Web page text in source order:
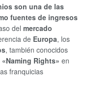
son una de las
fuentes de ingresos
del mercado
de Europa, los
, también conocidos
Rights» en
franquicias